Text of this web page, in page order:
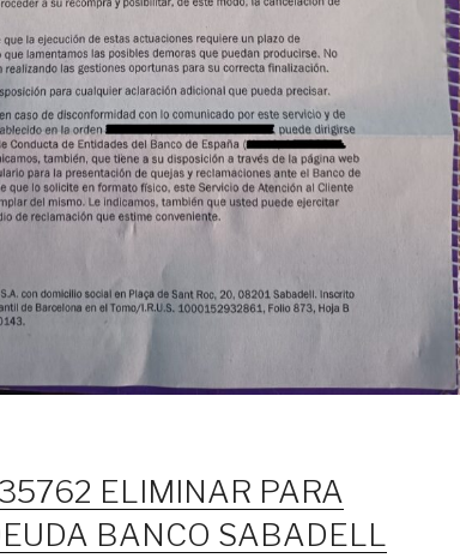
ELIMINAR PARA
BANCO SABADELL